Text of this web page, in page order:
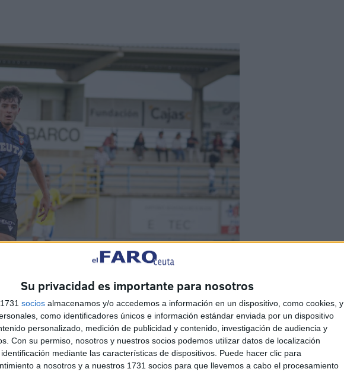
Su privacidad es importante para nosotros
socios almacenamos y/o accedemos a información en un dispositivo, como cookies, y
como identificadores únicos e información estándar enviada por un dispositivo
personalizado, medición de publicidad y contenido, investigación de audiencia y
Con su permiso, nosotros y nuestros socios podemos utilizar datos de localización
mediante las características de dispositivos. Puede hacer clic para
a nosotros y a nuestros 1731 socios para que llevemos a cabo el procesamiento
poco antes por el lesionado Cobo, aprovechó a las